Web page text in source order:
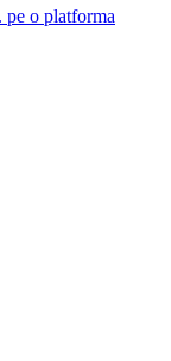
o platforma